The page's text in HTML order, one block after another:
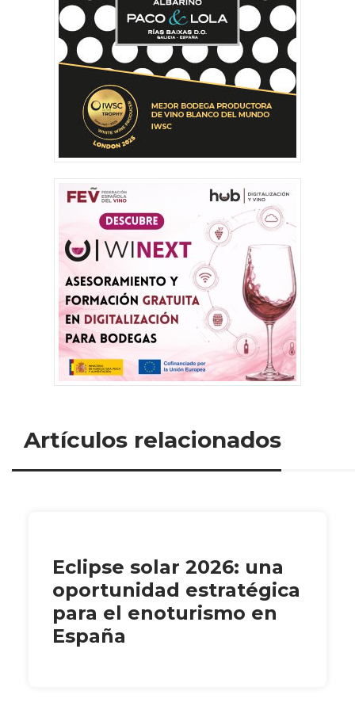
Artículos relacionados
Eclipse solar 2026: una
oportunidad estratégica
para el enoturismo en
España